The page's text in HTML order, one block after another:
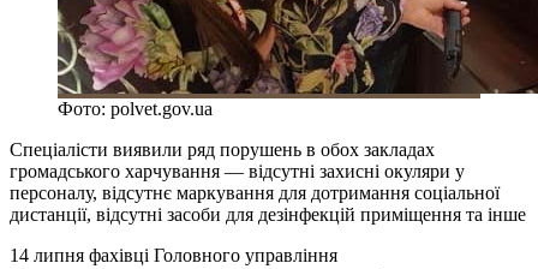
Фото: polvet.gov.ua
Спеціалісти виявили ряд порушень в обох закладах
громадського харчування — відсутні захисні окуляри у
персоналу, відсутнє маркування для дотримання соціальної
дистанції, відсутні засоби для дезінфекцій приміщення та інше
14 липня фахівці Головного управління